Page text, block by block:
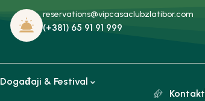
reservations@vipcasaclubzlatibor.com
(+381) 65 91 91 999
Događaji & Festival
Kontakt